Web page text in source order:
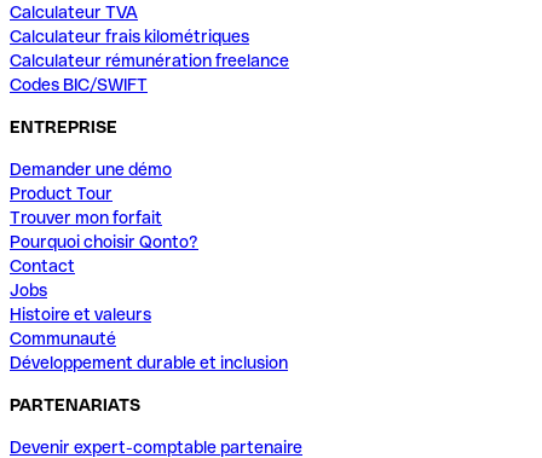
Calculateur TVA
Calculateur frais kilométriques
Calculateur rémunération freelance
Codes BIC/SWIFT
ENTREPRISE
Demander une démo
Product Tour
Trouver mon forfait
Pourquoi choisir Qonto?
Contact
Jobs
Histoire et valeurs
Communauté
Développement durable et inclusion
PARTENARIATS
Devenir expert-comptable partenaire